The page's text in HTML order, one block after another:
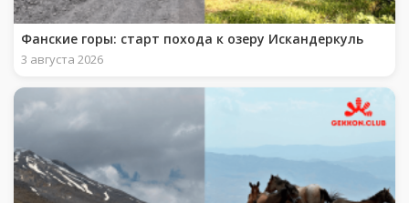
Фанские горы: старт похода к озеру Искандеркуль
3 августа 2026